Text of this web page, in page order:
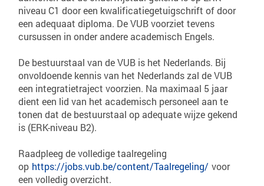
niveau C1 door een kwalificatiegetuigschrift of door
een adequaat diploma. De VUB voorziet tevens
cursussen in onder andere academisch Engels.
De bestuurstaal van de VUB is het Nederlands. Bij
onvoldoende kennis van het Nederlands zal de VUB
een integratietraject voorzien. Na maximaal 5 jaar
dient een lid van het academisch personeel aan te
tonen dat de bestuurstaal op adequate wijze gekend
is (ERK-niveau B2).
Raadpleeg de volledige taalregeling
op https://jobs.vub.be/content/Taalregeling/ voor
een volledig overzicht.